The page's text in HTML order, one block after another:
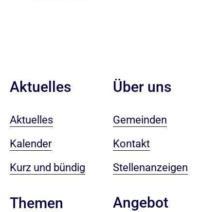
Aktuelles
Aktuelles
Kalender
Kurz und bündig
Themen
Über uns
Gemeinden
Kontakt
Stellenanzeigen
Angebot